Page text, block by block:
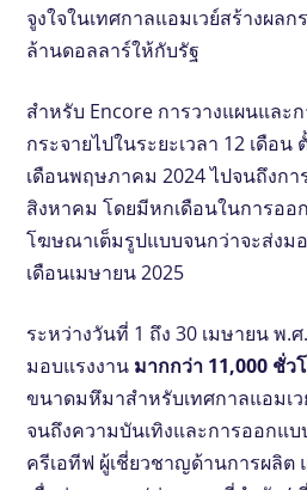
จูงใจในเทศกาลแอมเวย์สร้างผล
ล้านดอลลาร์ให้กับรัฐ
สําหรับ Encore การวางแผนและ
กระจายไปในระยะเวลา 12 เดือน
เดือนพฤษภาคม 2024 ไปจนถึงกา
สิงหาคม โดยมีหกเดือนในการอ
โฆษณาเต็มรูปแบบจนกว่าจะส่งม
เดือนเมษายน 2025
ระหว่างวันที่ 1 ถึง 30 เมษายน พ.
มอบแรงงาน มากกว่า 11,000 ชั่ว
ขนาดมหึมาสําหรับเทศกาลแอมเ
จนถึงความบันเทิงและการออกแบ
ครีเอทีฟ ผู้เชี่ยวชาญด้านการผลิต